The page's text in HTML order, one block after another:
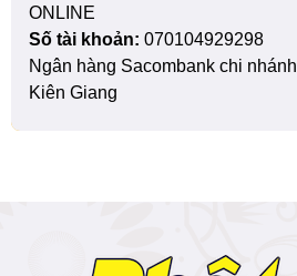
ONLINE
Số tài khoản: 070104929298
Ngân hàng Sacombank chi nhánh
Kiên Giang